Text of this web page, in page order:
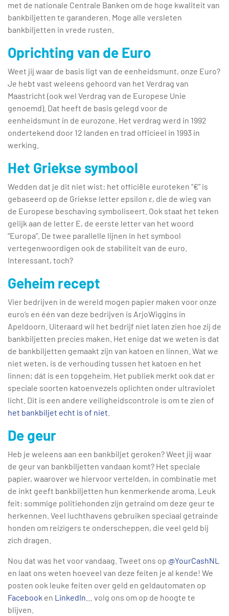
met de nationale Centrale Banken om de hoge kwaliteit van
bankbiljetten te garanderen. Moge alle versleten
bankbiljetten in vrede rusten.
Oprichting van de Euro
Weet jij waar de basis ligt van de eenheidsmunt, onze Euro?
Je hebt vast weleens gehoord van het Verdrag van
Maastricht (ook wel Verdrag van de Europese Unie
genoemd). Dat heeft de basis gelegd voor de
eenheidsmunt in de eurozone. Het verdrag werd in 1992
ondertekend door 12 landen en trad officieel in 1993 in
werking.
Het Griekse symbool
Wedden dat je dit niet wist: het officiële euroteken “€” is
gebaseerd op de Griekse letter epsilon ε, die de wieg van
de Europese beschaving symboliseert. Ook staat het teken
gelijk aan de letter E, de eerste letter van het woord
“Europa”. De twee parallelle lijnen in het symbool
vertegenwoordigen ook de stabiliteit van de euro.
Interessant, toch?
Geheim recept
Vier bedrijven in de wereld mogen papier maken voor onze
euro’s en één van deze bedrijven is ArjoWiggins in
Apeldoorn. Uiteraard wil het bedrijf niet laten zien hoe zij de
bankbiljetten precies maken. Het enige dat we weten is dat
de bankbiljetten gemaakt zijn van katoen en linnen. Wat we
niet weten, is de verhouding tussen het katoen en het
linnen; dát is een topgeheim. Het publiek merkt ook dat er
speciale soorten katoenvezels oplichten onder ultraviolet
licht. Dit is een andere veiligheidscontrole is om te zien of
het bankbiljet echt is of niet
De geur
Heb je weleens aan een bankbiljet geroken? Weet jij waar
de geur van bankbiljetten vandaan komt? Het speciale
papier, waarover we hiervoor vertelden, in combinatie met
de inkt geeft bankbiljetten hun kenmerkende aroma. Leuk
feit: sommige politiehonden zijn getraind om deze geur te
herkennen. Veel luchthavens gebruiken speciaal getrainde
honden om reizigers te onderscheppen, die veel geld bij
zich dragen.
Nou dat was het voor vandaag. Tweet ons op @YourCashNL
en laat ons weten hoeveel van deze feiten je al kende! We
posten ook leuke feiten over geld en geldautomaten op
Facebook en LinkedIn … volg ons om op de hoogte te
blijven.